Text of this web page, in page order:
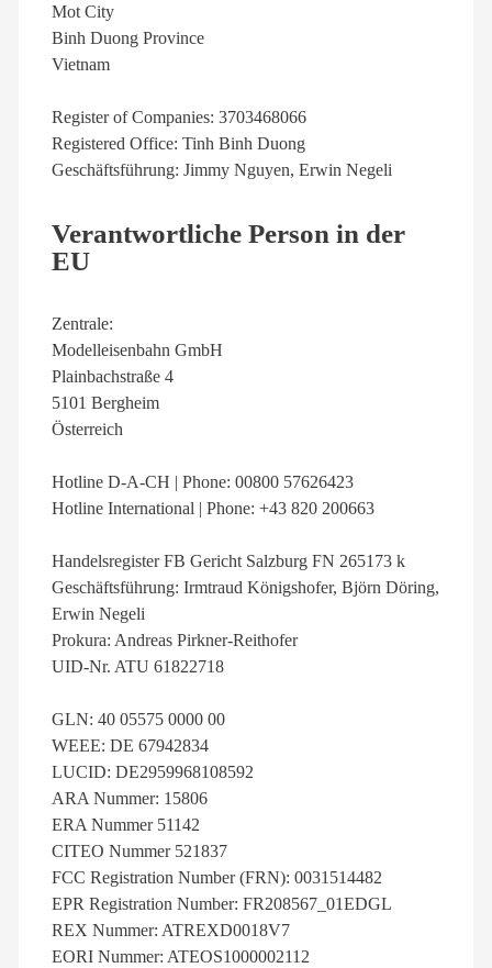
Mot City
Binh Duong Province
Vietnam
Register of Companies: 3703468066
Registered Office: Tinh Binh Duong
Geschäftsführung: Jimmy Nguyen, Erwin Negeli
Verantwortliche Person in der
EU
Zentrale:
Modelleisenbahn GmbH
Plainbachstraße 4
5101 Bergheim
Österreich
Hotline D-A-CH | Phone: 00800 57626423
Hotline International | Phone: +43 820 200663
Handelsregister FB Gericht Salzburg FN 265173 k
Geschäftsführung: Irmtraud Königshofer, Björn Döring,
Erwin Negeli
Prokura: Andreas Pirkner-Reithofer
UID-Nr. ATU 61822718
GLN: 40 05575 0000 00
WEEE: DE 67942834
LUCID: DE2959968108592
ARA Nummer: 15806
ERA Nummer 51142
CITEO Nummer 521837
FCC Registration Number (FRN): 0031514482
EPR Registration Number: FR208567_01EDGL
REX Nummer: ATREXD0018V7
EORI Nummer: ATEOS1000002112